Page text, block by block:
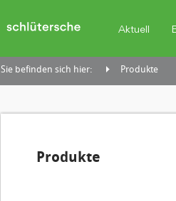
Aktuell
Sie befinden sich hier: Produkte
Produkte